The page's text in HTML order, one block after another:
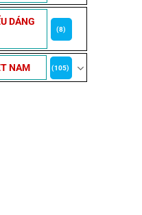
DÁNG
(8)
NAM (105)